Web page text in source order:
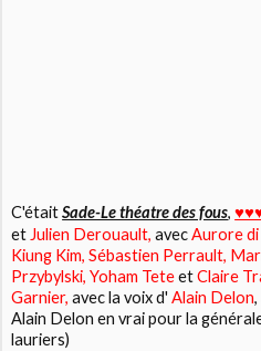
C'étaitSade-Le théatre des fous,
et Julien Derouault, avecAurore di
Kiung Kim, Sébastien Perrault,
Przybylski, Yoham TeteetClaire
Garnier, avec la voix d'Alain Delon,
Alain Delon en vrai pour la
lauriers)